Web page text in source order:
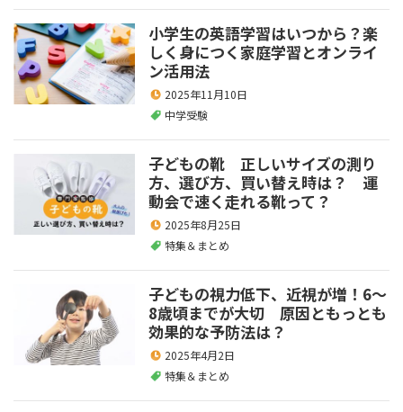
小学生の英語学習はいつから？楽
しく身につく家庭学習とオンライ
ン活用法
2025年11月10日
中学受験
子どもの靴 正しいサイズの測り
方、選び方、買い替え時は？ 運
動会で速く走れる靴って？
2025年8月25日
特集＆まとめ
子どもの視力低下、近視が増！6～
8歳頃までが大切 原因ともっとも
効果的な予防法は？
2025年4月2日
特集＆まとめ